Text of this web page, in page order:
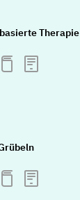
Therapie